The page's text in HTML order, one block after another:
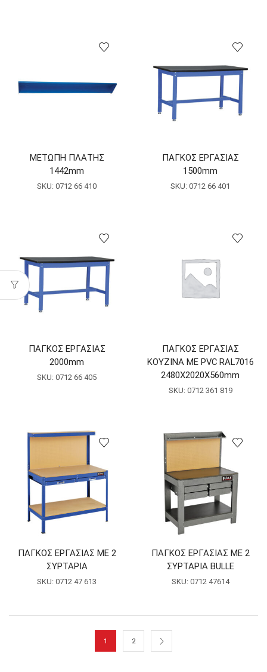
ΜΕΤΩΠΗ ΠΛΑΤΗΣ
1442mm
SKU: 0712 66 410
ΠΑΓΚΟΣ ΕΡΓΑΣΙΑΣ
1500mm
SKU: 0712 66 401
ΠΑΓΚΟΣ ΕΡΓΑΣΙΑΣ
2000mm
SKU: 0712 66 405
ΠΑΓΚΟΣ ΕΡΓΑΣΙΑΣ
ΚΟΥΖΙΝΑ ΜΕ PVC RAL7016
2480X2020X560mm
SKU: 0712 361 819
ΠΑΓΚΟΣ ΕΡΓΑΣΙΑΣ ΜΕ 2
ΣΥΡΤΑΡΙΑ
SKU: 0712 47 613
ΠΑΓΚΟΣ ΕΡΓΑΣΙΑΣ ΜΕ 2
ΣΥΡΤΑΡΙΑ BULLE
SKU: 0712 47614
1 2